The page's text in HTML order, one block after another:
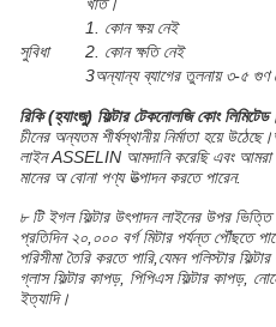
সুবিধা
1. কোন ক্ষয় নেই
2. কোন ক্ষতি নেই
3অন্যান্য ব্যাগের তুলনায় ৩-৫ গুণ
রিকি (হ্যাংজু) ফিল্টার টেকনোলজি কোং
চীনের অন্যতম শীর্ষস্থানীয় নির্মাতা হয়ে
লাইন ASSELIN আমদানি করেছি এবং
মানের অ বোনা পণ্য উত্পাদন করতে পারেন.
৮ টি ইগল ফিল্টার উৎপাদন লাইনের উপর ভিত্তি
প্রতিদিন ২০,০০০ বর্গ মিটার পর্যন্ত পৌঁছতে
পরিসীমা তৈরি করতে পারি,যেমন পলিস্টার
গ্লাস ফিল্টার কাপড়, পিপিএস ফিল্টার কাপড়,
ইত্যাদি।